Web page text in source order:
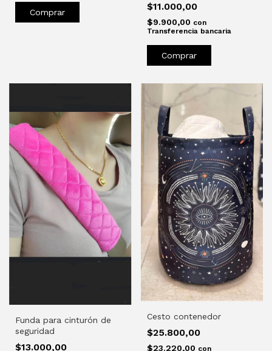
Comprar $11.000,00
$9.900,00 con
Transferencia bancaria
Funda para cinturón de
seguridad
$13.000,00
Cesto contenedor
$25.800,00
$23.220,00 con